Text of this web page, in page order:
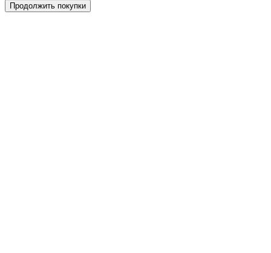
Продолжить покупки